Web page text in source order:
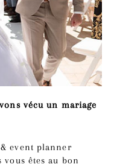
vécu un mariage
event planner
êtes au bon